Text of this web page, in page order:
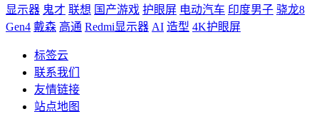
显示器 鬼才 联想 国产游戏 护眼屏 电动汽车 印度男子 骁龙8
Gen4 戴森 高通 Redmi显示器 AI 造型 4K护眼屏
标签云
联系我们
友情链接
站点地图